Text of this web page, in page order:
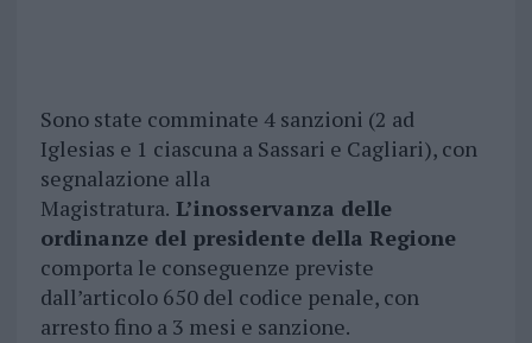
Sono state comminate 4 sanzioni (2 ad
Iglesias e 1 ciascuna a Sassari e Cagliari), con
segnalazione alla
Magistratura. L’inosservanza delle
ordinanze del presidente della Regione
comporta le conseguenze previste
dall’articolo 650 del codice penale, con
arresto fino a 3 mesi e sanzione.